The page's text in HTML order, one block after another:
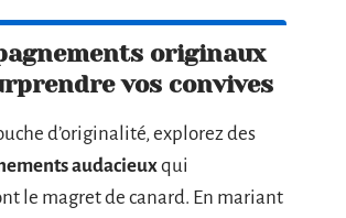
originaux
vos convives
d’originalité, explorez des
audacieuxqui
le magret de canard. En mariant